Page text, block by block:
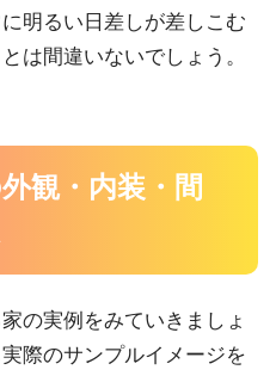
明るい日差しが差しこむ
は間違いないでしょう。
観・内装・間
の実例をみていきましょ
際のサンプルイメージを